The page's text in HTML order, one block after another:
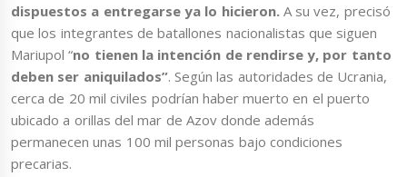
dispuestos a entregarse ya lo hicieron. A su vez, precisó
que los integrantes de batallones nacionalistas que siguen
Mariupol “no tienen la intención de rendirse y, por tanto
deben ser aniquilados”. Según las autoridades de Ucrania,
cerca de 20 mil civiles podrían haber muerto en el puerto
ubicado a orillas del mar de Azov donde además
permanecen unas 100 mil personas bajo condiciones
precarias.